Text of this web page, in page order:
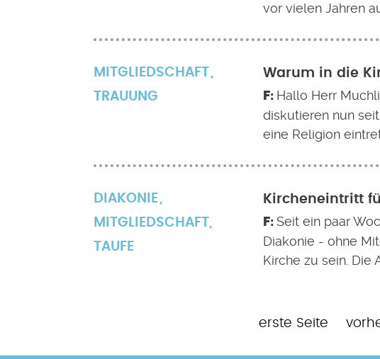
vor vielen Jahren
MITGLIEDSCHAFT
TRAUUNG
Warum in die
Hallo Herr
diskutieren nun
eine Religion
DIAKONIE
MITGLIEDSCHAFT,
TAUFE
Kircheneintritt
Seit ein paar
Diakonie - ohne
Kirche zu sein. Die
Erste
erste Seite